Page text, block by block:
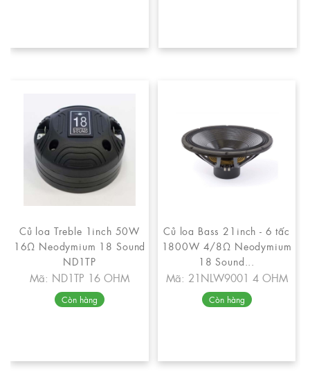
Củ loa Treble 1inch 50W
16Ω Neodymium 18 Sound
ND1TP
Mã: ND1TP 16 OHM
Còn hàng
Củ loa Bass 21inch - 6 tấc
1800W 4/8Ω Neodymium
18 Sound...
Mã: 21NLW9001 4 OHM
Còn hàng